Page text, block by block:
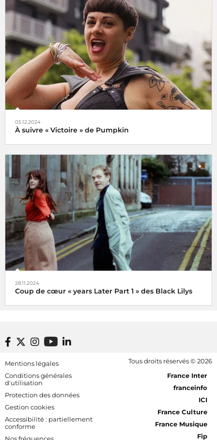
Le choix de Jansi
05.12.2024
À suivre « Victoire » de Pumpkin
Veni, vidi, vici !
28.11.2024
Coup de cœur « years Later Part 1 » des Black Lilys
Black Lilys, une caresse magique et émotionnelle pop
folk
Radio France, le 2 décembre 2024
Footer bottom
Mentions légales
Conditions générales
d'utilisation
Protection des données
Gestion cookies
Accessibilité : partiellement
conforme
Tous droits réservés © 2026
[RDF] Pied de page - Mobile
France Inter
franceinfo
ICI
France Culture
France Musique
Fip